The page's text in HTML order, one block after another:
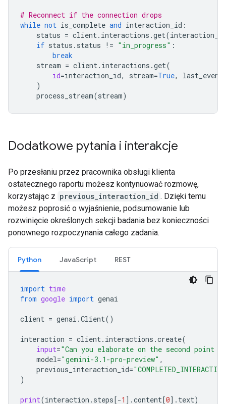
# Reconnect if the connection drops
while not is_complete and interaction_id :
status = client. interactions .get(interaction_id
if status . status != "in_progress" :
break
stream = client. interactions .get(
id=interaction_id, stream=True,
)
process_stream(stream)
Dodatkowe pytania i interakcje
Po przesłaniu przez pracownika obsługi klienta
ostatecznego raportu możesz kontynuować rozmowę,
korzystając z previous_interaction_id . Dzięki temu
możesz poprosić o wyjaśnienie, podsumowanie lub
rozwinięcie określonych sekcji badania bez konieczności
ponownego rozpoczynania całego zadania.
Python JavaScript REST
import time
from google import genai
client = genai .Client()
interaction = client. interactions .create(
input="Can you elaborate on the second point
model="gemini-3.1-pro-preview" ,
previous_interaction_id=
)
print(interaction . steps[-1 ] .content[0] . text)